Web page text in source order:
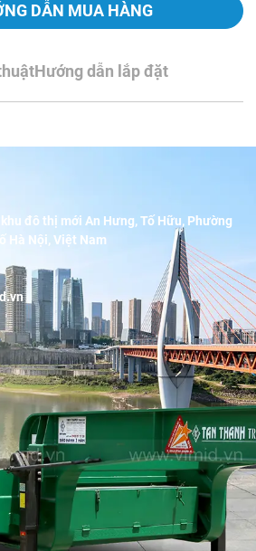
DẪN MUA HÀNG
Hướng dẫn lắp đặt
khu đô thị mới An Hưng, Tố Hữu, Phường
Hà Nội, Việt Nam